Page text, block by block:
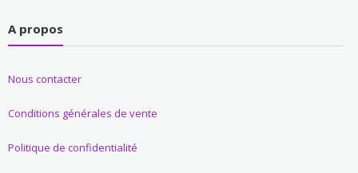
A propos
Nous contacter
Conditions générales de vente
Politique de confidentialité